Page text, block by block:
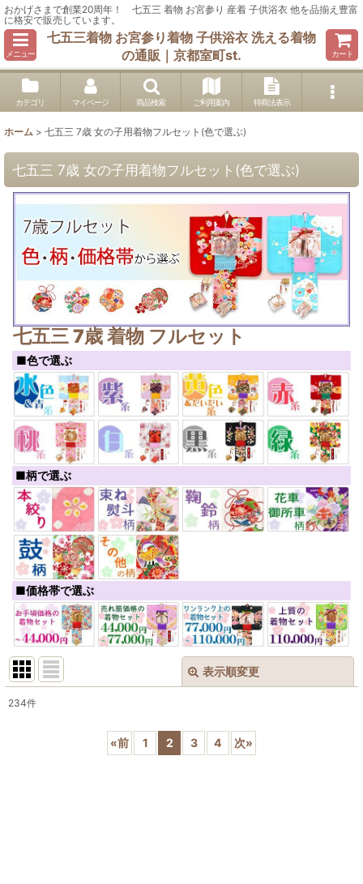
おかげさまで創業20周年！ 七五三 着物 お宮参り 産着 子供浴衣 他を品揃え豊富
に格安で販売しています。
メニュー
七五三着物 お宮参り着物 子供浴衣 洗える着物
の通販｜京都室町st.
カート
カテゴリ マイページ 商品検索 ご利用案内 特商法表示
ホーム > 七五三 7歳 女の子用着物フルセット(色で選ぶ)
七五三 7歳 女の子用着物フルセット(色で選ぶ)
七五三 7歳 着物 フルセット
■色で選ぶ
■柄で選ぶ
■価格帯で選ぶ
表示順変更
234件
«前 1 2 3 4 次»